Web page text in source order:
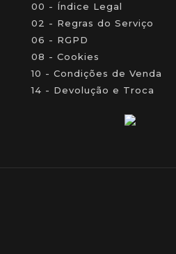
00 - Índice Legal
02 - Regras do Serviço
06 - RGPD
08 - Cookies
10 - Condições de Venda
14 - Devolução e Troca